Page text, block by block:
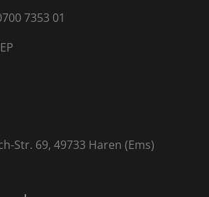
7353 01
Str. 69, 49733 Haren (Ems)